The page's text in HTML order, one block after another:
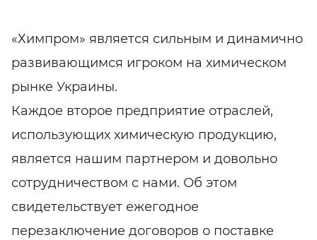
«Химпром» является сильным и динамично
развивающимся игроком на химическом
рынке Украины.
Каждое второе предприятие отраслей,
использующих химическую продукцию,
является нашим партнером и довольно
сотрудничеством с нами. Об этом
свидетельствует ежегодное
перезаключение договоров о поставке